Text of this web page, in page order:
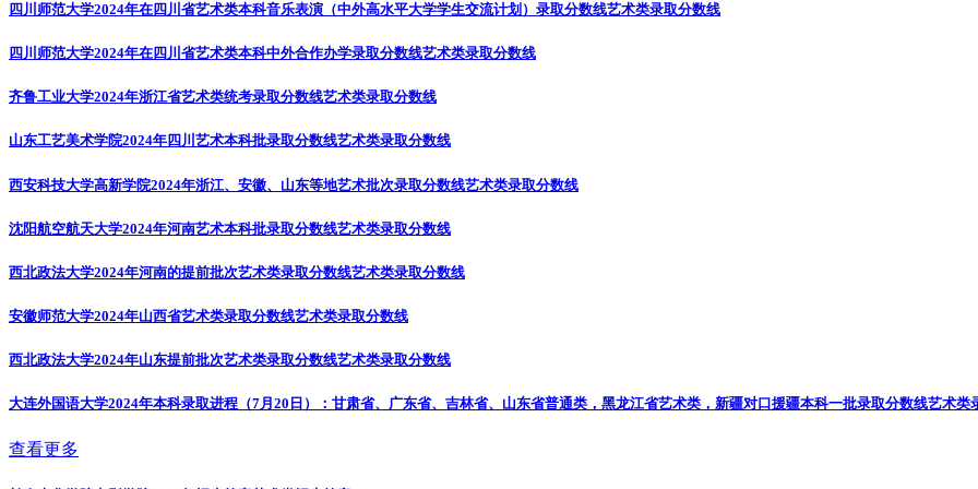
四川师范大学2024年在四川省艺术类本科音乐表演（中外高水平大学学生交流计划）录取分数线艺术类录取分数线
四川师范大学2024年在四川省艺术类本科中外合作办学录取分数线艺术类录取分数线
齐鲁工业大学2024年浙江省艺术类统考录取分数线艺术类录取分数线
山东工艺美术学院2024年四川艺术本科批录取分数线艺术类录取分数线
西安科技大学高新学院2024年浙江、安徽、山东等地艺术批次录取分数线艺术类录取分数线
沈阳航空航天大学2024年河南艺术本科批录取分数线艺术类录取分数线
西北政法大学2024年河南的提前批次艺术类录取分数线艺术类录取分数线
安徽师范大学2024年山西省艺术类录取分数线艺术类录取分数线
西北政法大学2024年山东提前批次艺术类录取分数线艺术类录取分数线
大连外国语大学2024年本科录取进程（7月20日）：甘肃省、广东省、吉林省、山东省普通类，黑龙江省艺术类，新疆对口援疆本科一批录取分数线艺术类
查看更多